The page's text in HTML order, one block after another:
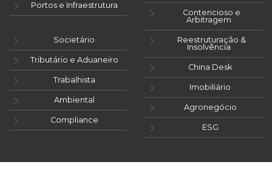
Portos e Infraestrutura
Contencioso e
Arbitragem
Societário
Tributário e Aduaneiro
Trabalhista
Ambiental
Compliance
Reestruturação &
Insolvência
China Desk
Imobiliário
Agronegócio
ESG